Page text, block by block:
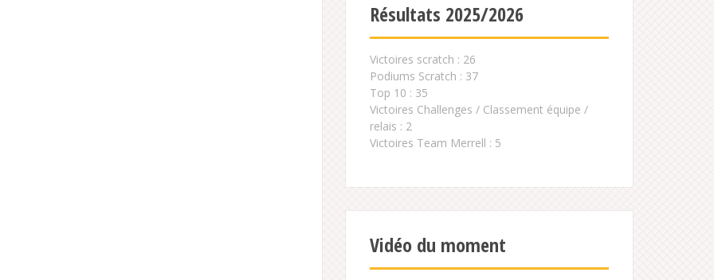
Résultats 2025/2026
Victoires scratch : 26
Podiums Scratch : 37
Top 10 : 35
Victoires Challenges / Classement équipe /
relais : 2
Victoires Team Merrell : 5
Vidéo du moment